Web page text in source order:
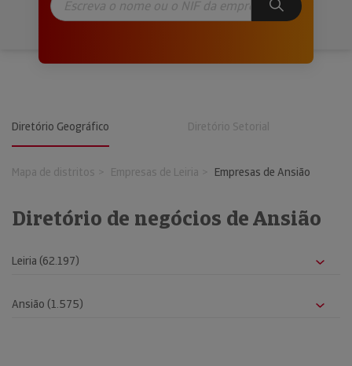
Diretório Geográfico Diretório Setorial
Mapa de distritos Empresas de Leiria Empresas de Ansião
Diretório de negócios de Ansião